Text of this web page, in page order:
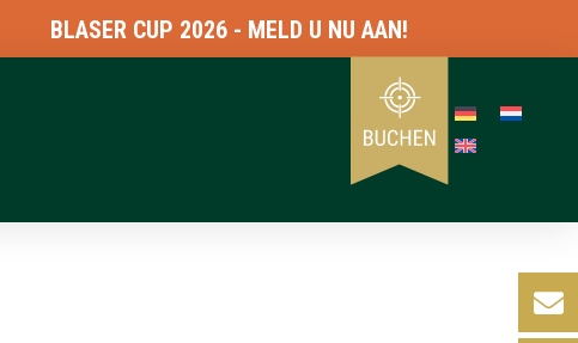
CUP 2026 - MELD U NU AAN!